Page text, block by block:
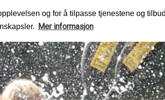
og for å tilpasse tjenestene og
Mer informasjon